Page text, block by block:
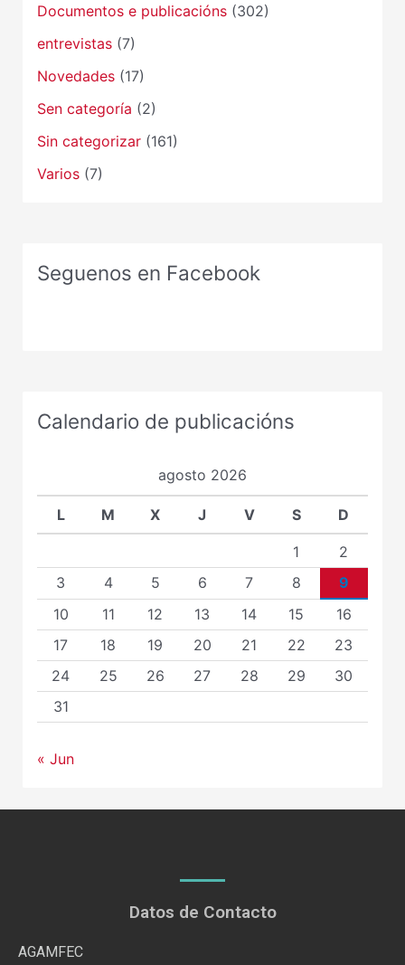
Documentos e publicacións(302)
entrevistas(7)
Novedades(17)
Sen categoría (2)
Sin categorizar(161)
Varios(7)
Seguenos en Facebook
Calendario de publicacións
agosto 2026
L M X J V S D
1
2
3
4 5 6 7 8
9
10
11 12 13 14 15
16
17
18 19 20 21 22
23
24
25 26 27 28 29
30
31
« Jun
Datos de Contacto
AGAMFEC